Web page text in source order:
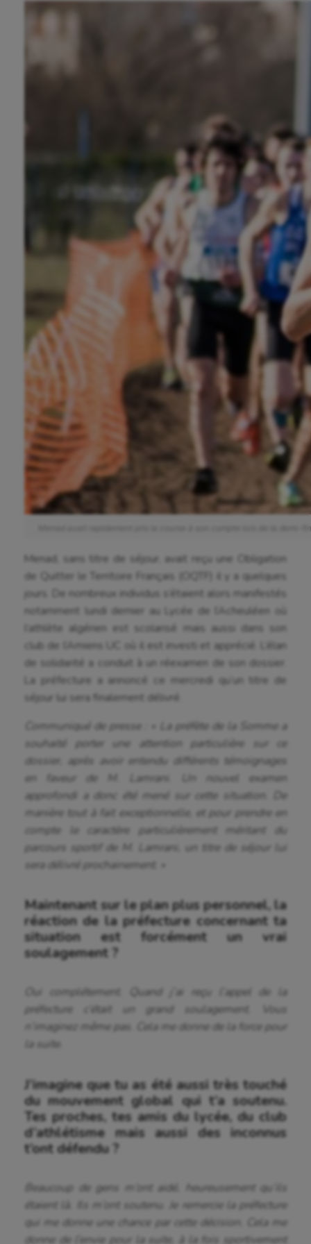
Menad avait rapidement pris la course à son compte lors de la demi-
Menad, sans titre de séjour, avait reçu une Obligation
de Quitter le Territoire Français (OQTF) il y a quelques
jours. De nombreux individus s’étaient alors manifestés
notamment lundi dernier au Lycée de l’Acheuléen où
l’athlète algérien est scolarisé mais aussi dans son
club de l’Amiens UC où il est investi et apprécié. L’élan
de solidarité a conduit à un réexamen de son dossier.
La préfecture a annoncé ce mercredi qu’un titre de
séjour lui sera finalement délivré.
Communiqué de presse : « La préfète de la Somme a
souhaité porter une attention particulière sur ce
dossier, après avoir entendu différents témoignages
en faveur de M. Lamrani. Un nouvel examen
approfondi a donc été mené sur cette situation. De
manière tout à fait exceptionnelle, et pour prendre en
compte le caractère particulièrement méritant du
parcours sportif de M. Lamrani, un titre de séjour lui
sera délivré prochainement. »
Maintenant sur le plan plus personnel, la
réaction de la préfecture concernant ta
situation est forcément un vrai
soulagement ?
Oui complétement. Quand j’ai reçu l’appel de la
préfecture c’était un grand soulagement. Vous
n’imaginez même pas. Cela me donne de la force pour
la suite.
J’imagine que tu as été aussi très touché
du mouvement global qui t’a soutenu.
Tes proches, tes amis du lycée, du club
d’athlétisme mais aussi des inconnus
t’ont défendu ?
Beaucoup de gens m’ont aidé, heureusement qu’ils
étaient là. Ils m’ont soutenu. Je remercie la préfecture
qui me donne une chance par cette décision. Cela me
donne de l’envie pour la suite, à la fois sportivement